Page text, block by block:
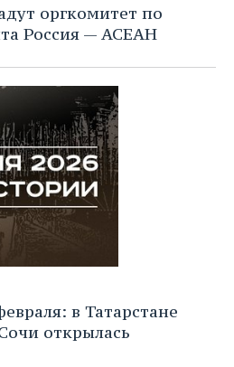
оргкомитет по
Россия — АСЕАН
в Татарстане
открылась